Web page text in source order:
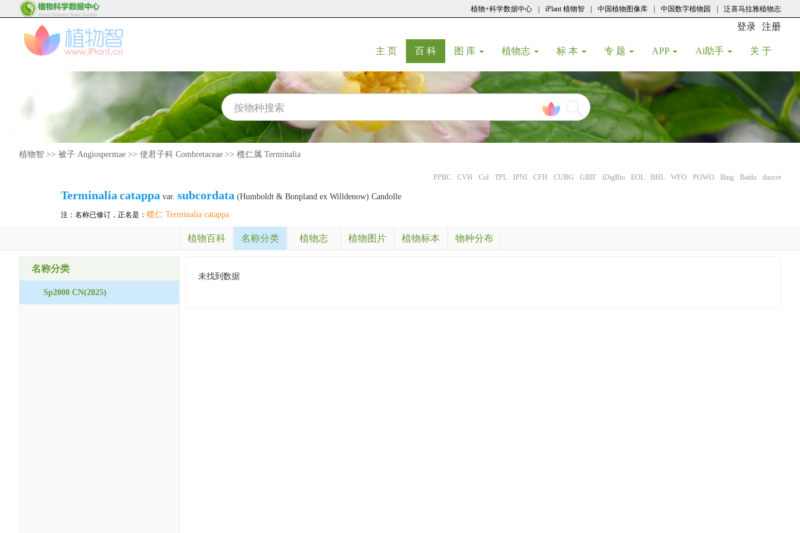
植物+科学数据中心 iPlant 植物智 中国植物图像库 中国数字植物园 泛喜马拉雅植物志
登录 注册
主 页(current)
百 科(current)
图 库 植物志 标 本 专 题 APP Ai助手 关 于
植物智 >> 被子 Angiospermae >> 使君子科 Combretaceae >> 榄仁属 Terminalia
PPBC CVH Col TPL IPNI CFH CUBG GBIF iDigBio EOL BHL WFO POWO Bing Baidu duocet
Terminalia catappa var. subcordata (Humboldt & Bonpland ex Willdenow) Candolle
注：名称已修订，正名是： 榄仁 Terminalia catappa
植物百科 名称分类 植物志 植物图片 植物标本 物种分布
名称分类
Sp2000 CN(2025)
未找到数据